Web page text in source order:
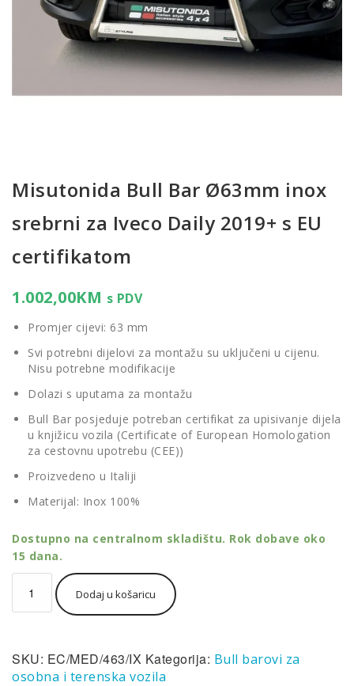
Misutonida Bull Bar Ø63mm inox
srebrni za Iveco Daily 2019+ s EU
certifikatom
1.002,00KM s PDV
Promjer cijevi: 63 mm
Svi potrebni dijelovi za montažu su uključeni u cijenu.
Nisu potrebne modifikacije
Dolazi s uputama za montažu
Bull Bar posjeduje potreban certifikat za upisivanje dijela
u knjižicu vozila (Certificate of European Homologation
za cestovnu upotrebu (CEE))
Proizvedeno u Italiji
Materijal: Inox 100%
Dostupno na centralnom skladištu. Rok dobave oko
15 dana.
Misutonida
Bull
Bar
srebrni
za
Dodaj u košaricu
SKU: EC/MED/463/IX Kategorija: Bull barovi za
osobna i terenska vozila